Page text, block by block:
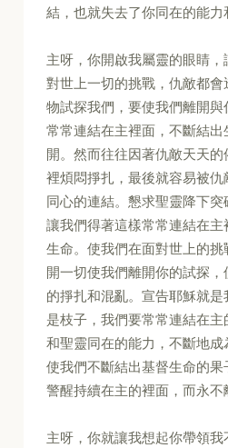
結，也就失去了你同在的能力
主呀，你開啟我屬靈的眼睛
對世上一切的挑戰，仇敵都
物試探我們，要使我們離開
常常連結在主裡面，不斷結
開。然而往往因著仇敵天天
裡煩悶掙扎，最後就容易被
同心的連結。懇求聖靈降下突
讓我們得著這樣常常連結在
生命。使我們在面對世上的
開一切使我們離開你的試探
的掙扎和混亂。宣告耶穌就
是枝子，我們要常常連結在
和聖靈同在的能力，不斷地成
使我們不斷結出基督生命的
警醒持續在主的裡面，而永不
主呀，你就讓我想起你帶領